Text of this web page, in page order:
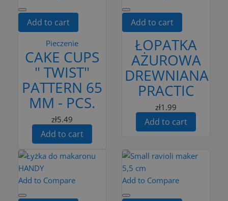
Add to cart
Pieczenie
CAKE CUPS
" TWIST"
PATTERN 65
MM - PCS.
zł5.49
Add to cart
Add to cart
ŁOPATKA
AŻUROWA
DREWNIANA
PRACTIC
zł1.99
Add to cart
Add to Compare Add to Compare